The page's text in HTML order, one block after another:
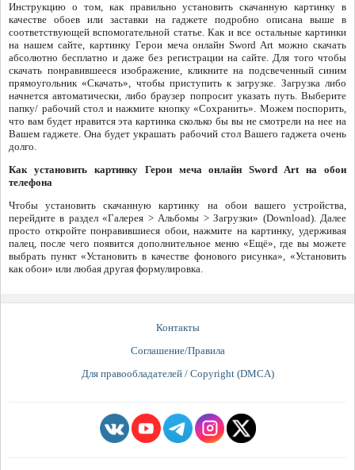
Инструкцию о том, как правильно установить скачанную картинку в
качестве обоев или заставки на гаджете подробно описана выше в
соответствующей вспомогательной статье. Как и все остальные картинки
на нашем сайте, картинку Герои меча онлайн Sword Art можно скачать
абсолютно бесплатно и даже без регистрации на сайте. Для того чтобы
скачать понравившееся изображение, кликните на подсвеченный синим
прямоугольник «Скачать», чтобы приступить к загрузке. Загрузка либо
начнется автоматически, либо браузер попросит указать путь. Выберите
папку/ рабочий стол и нажмите кнопку «Сохранить». Можем поспорить,
что вам будет нравится эта картинка сколько бы вы не смотрели на нее на
Вашем гаджете. Она будет украшать рабочий стол Вашего гаджета очень
долго.
Как установить картинку Герои меча онлайн Sword Art на обои
телефона
Чтобы установить скачанную картинку на обои вашего устройства,
перейдите в раздел «Галерея > Альбомы > Загрузки» (Download). Далее
просто откройте понравившиеся обои, нажмите на картинку, удерживая
палец, после чего появится дополнительное меню «Ещё», где вы можете
выбрать пункт «Установить в качестве фонового рисунка», «Установить
как обои» или любая другая формулировка.
Контакты
Соглашение/Правила
Для правообладателей / Copyright (DMCA)